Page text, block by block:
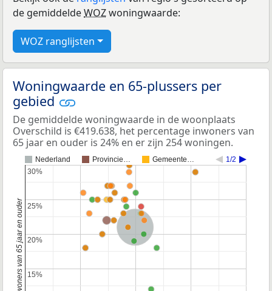
de gemiddeldeWOZwoningwaarde:
WOZ ranglijsten
Woningwaarde en 65-plussers per
gebied
De gemiddelde woningwaarde in de woonplaats
Overschild is €419.638, het percentage inwoners van
65 jaar en ouder is 24% en er zijn 254 woningen.
Nederland Provincie… Gemeente… 1/2
Nederland
15%
15%
20%
20%
25%
25%
30%
30%